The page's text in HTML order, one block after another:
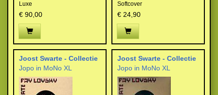
Luxe
€ 90,00
Softcover
€ 24,90
Joost Swarte - Collectie
Jopo in MoNo XL
Joost Swarte - Collectie
Jopo in MoNo XL